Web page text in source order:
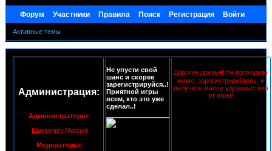
Форум Участники Правила Поиск Регистрация Войти
Активные темы
Администрация:
Администраторы:
Шикамару,Matsuri
Модераторы:
Не упусти свой
шанс и скорее
зарегистрируйся..!
Приятной игры
всем, кто это уже
сделал..!
Дорогие друзья! Не проходите
мимо, зарегистрируйтесь, и
получите массу удовольствия
от игры!